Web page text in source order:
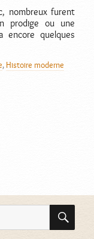
nombreux furent
prodige ou une
encore quelques
, Histoire moderne